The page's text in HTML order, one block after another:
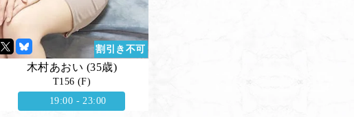
木村あおい (35歳)
T156 (F)
19:00 - 23:00
割引き不可